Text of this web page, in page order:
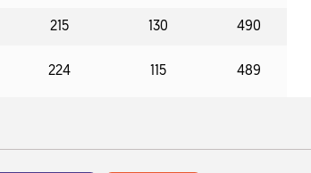
215 130 490
224 115 489